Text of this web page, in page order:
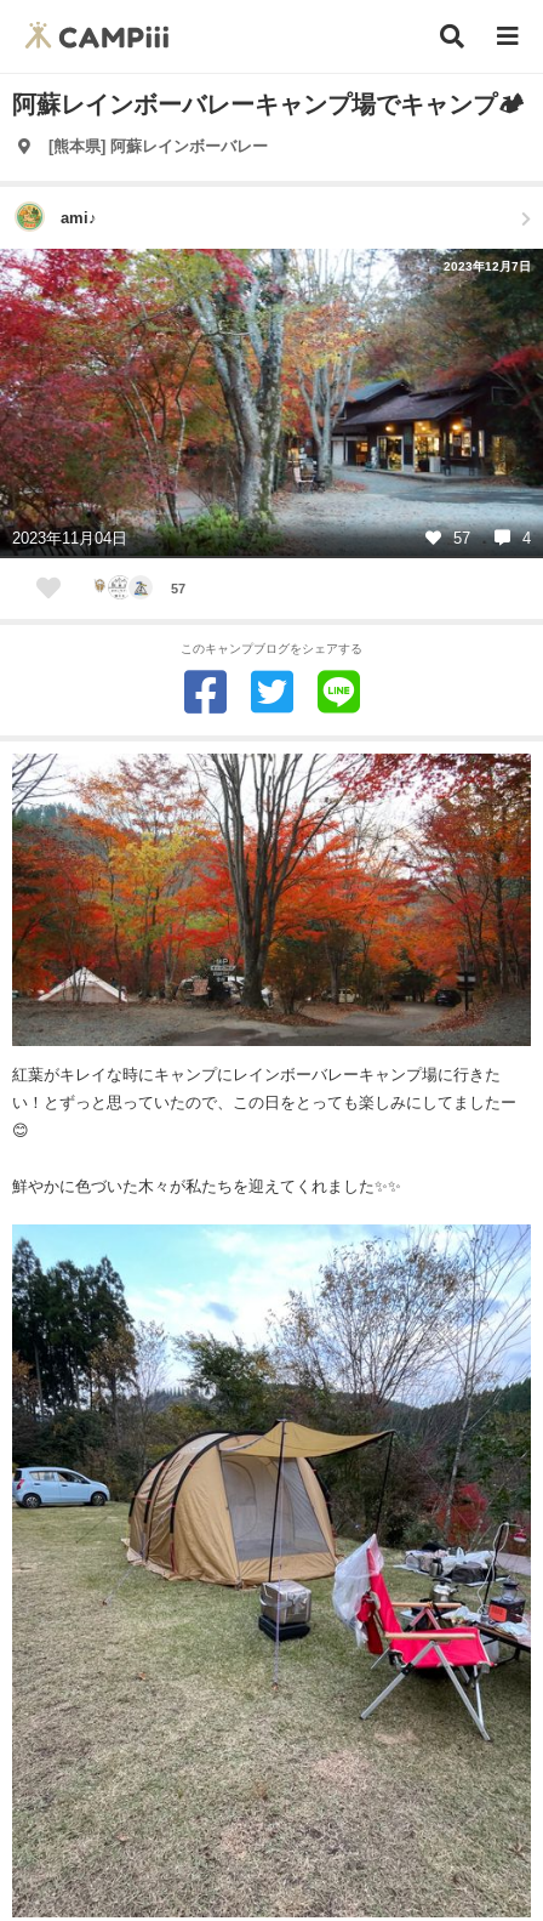
阿蘇レインボーバレーキャンプ場でキャンプ🏕️
[熊本県] 阿蘇レインボーバレー
ami♪
2023年12月7日
2023年11月04日 57 4
57
このキャンプブログをシェアする
紅葉がキレイな時にキャンプにレインボーバレーキャンプ場に行きた
い！とずっと思っていたので、この日をとっても楽しみにしてましたー
😊
鮮やかに色づいた木々が私たちを迎えてくれました✨✨